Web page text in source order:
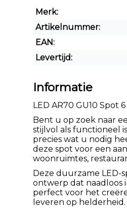
Merk:
Artikelnummer:
EAN:
Levertijd:
Informatie
LED AR70 GU10 Spot
Bent u op zoek naar
stijlvol als functioneel
precies wat u nodig
deze spot voor een
woonruimtes,
Deze duurzame LED-
ontwerp dat naadloos
perfect voor het
leveren op helderheid.